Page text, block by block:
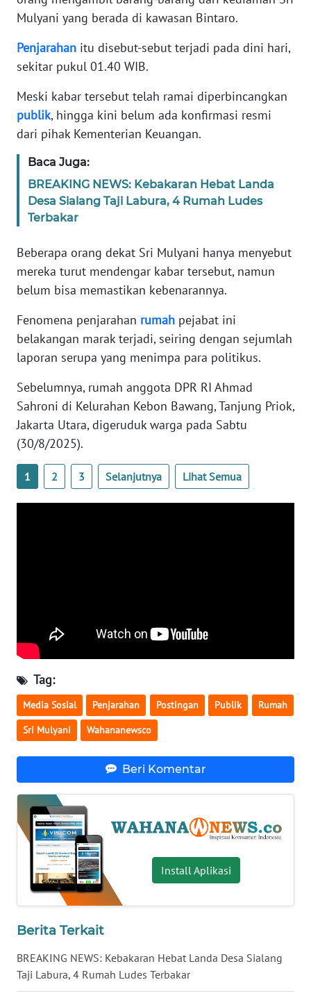
Mulyani yang berada di kawasan Bintaro.
Penjarahan itu disebut-sebut terjadi pada dini hari,
sekitar pukul 01.40 WIB.
Meski kabar tersebut telah ramai diperbincangkan
publik, hingga kini belum ada konfirmasi resmi
dari pihak Kementerian Keuangan.
Baca Juga:
BREAKING NEWS: Kebakaran Hebat Landa
Desa Sialang Taji Labura, 4 Rumah Ludes
Terbakar
Beberapa orang dekat Sri Mulyani hanya menyebut
mereka turut mendengar kabar tersebut, namun
belum bisa memastikan kebenarannya.
Fenomena penjarahan rumah pejabat ini
belakangan marak terjadi, seiring dengan sejumlah
laporan serupa yang menimpa para politikus.
Sebelumnya, rumah anggota DPR RI Ahmad
Sahroni di Kelurahan Kebon Bawang, Tanjung Priok,
Jakarta Utara, digeruduk warga pada Sabtu
(30/8/2025).
1 2 3 Selanjutnya Lihat Semua
Tag:
Media Sosial Penjarahan Postingan Publik Rumah
Sri Mulyani Wahananewsco
Beri Komentar
Install Aplikasi
Berita Terkait
BREAKING NEWS: Kebakaran Hebat Landa Desa Sialang
Taji Labura, 4 Rumah Ludes Terbakar
MEDIA
SIBER
REDAKSI
KARIR
DISCLAIMER
Wahana
Regional
SUMUT
JAKARTA
WN
WN
BANTEN
WN
NTT
WN
KEPRI
WN
RIAU
WN
SERAMBI
WN
SULTRA
NTB
SULTENG
SULBAR